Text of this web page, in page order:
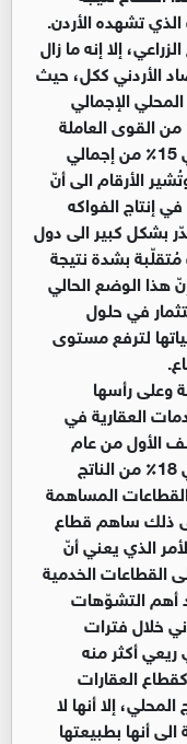
تشهده الأردن.
إلا إنه ما زال
الأردني ككل، حيث
من الناتج المحلي الإجمالي
فقط في توظيف حوالي 3.5٪ من القوى العاملة
في الأردن، إضافة الى مساهمته بحوالي 15٪ من إجمالي
العام 2024. كما وتُشير الأرقام الى أنّ
في إنتاج الفواكه
بشكل كبير الى دول
مُتقلّبة بشدة نتيجة
هذا الوضع الحالي
في حلول
لترفع مستوى
وعلى رأسها
العقارية في
الأول من عام
2025، اذ وصلت هذه النسبة الى حوالي 18٪ من الناتج
المساهمة
ذلك ساهم قطاع
أيضاً بحوالي 12٪، الأمر الذي يعني أنّ
القطاعات الخدمية
أهم التشوّهات
خلال فترات
أكثر منه
العقارات
إلا أنها لا
أنها بطبيعتها